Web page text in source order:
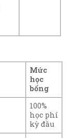
Mức
học
bổng
100%
học phí
kỳ đầu